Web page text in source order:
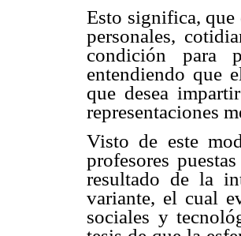
Esto significa, que
personales,
condición para
entendiendo que
que desea
representaciones
Visto de este
profesores
resultado de la
variante, el cual
sociales y